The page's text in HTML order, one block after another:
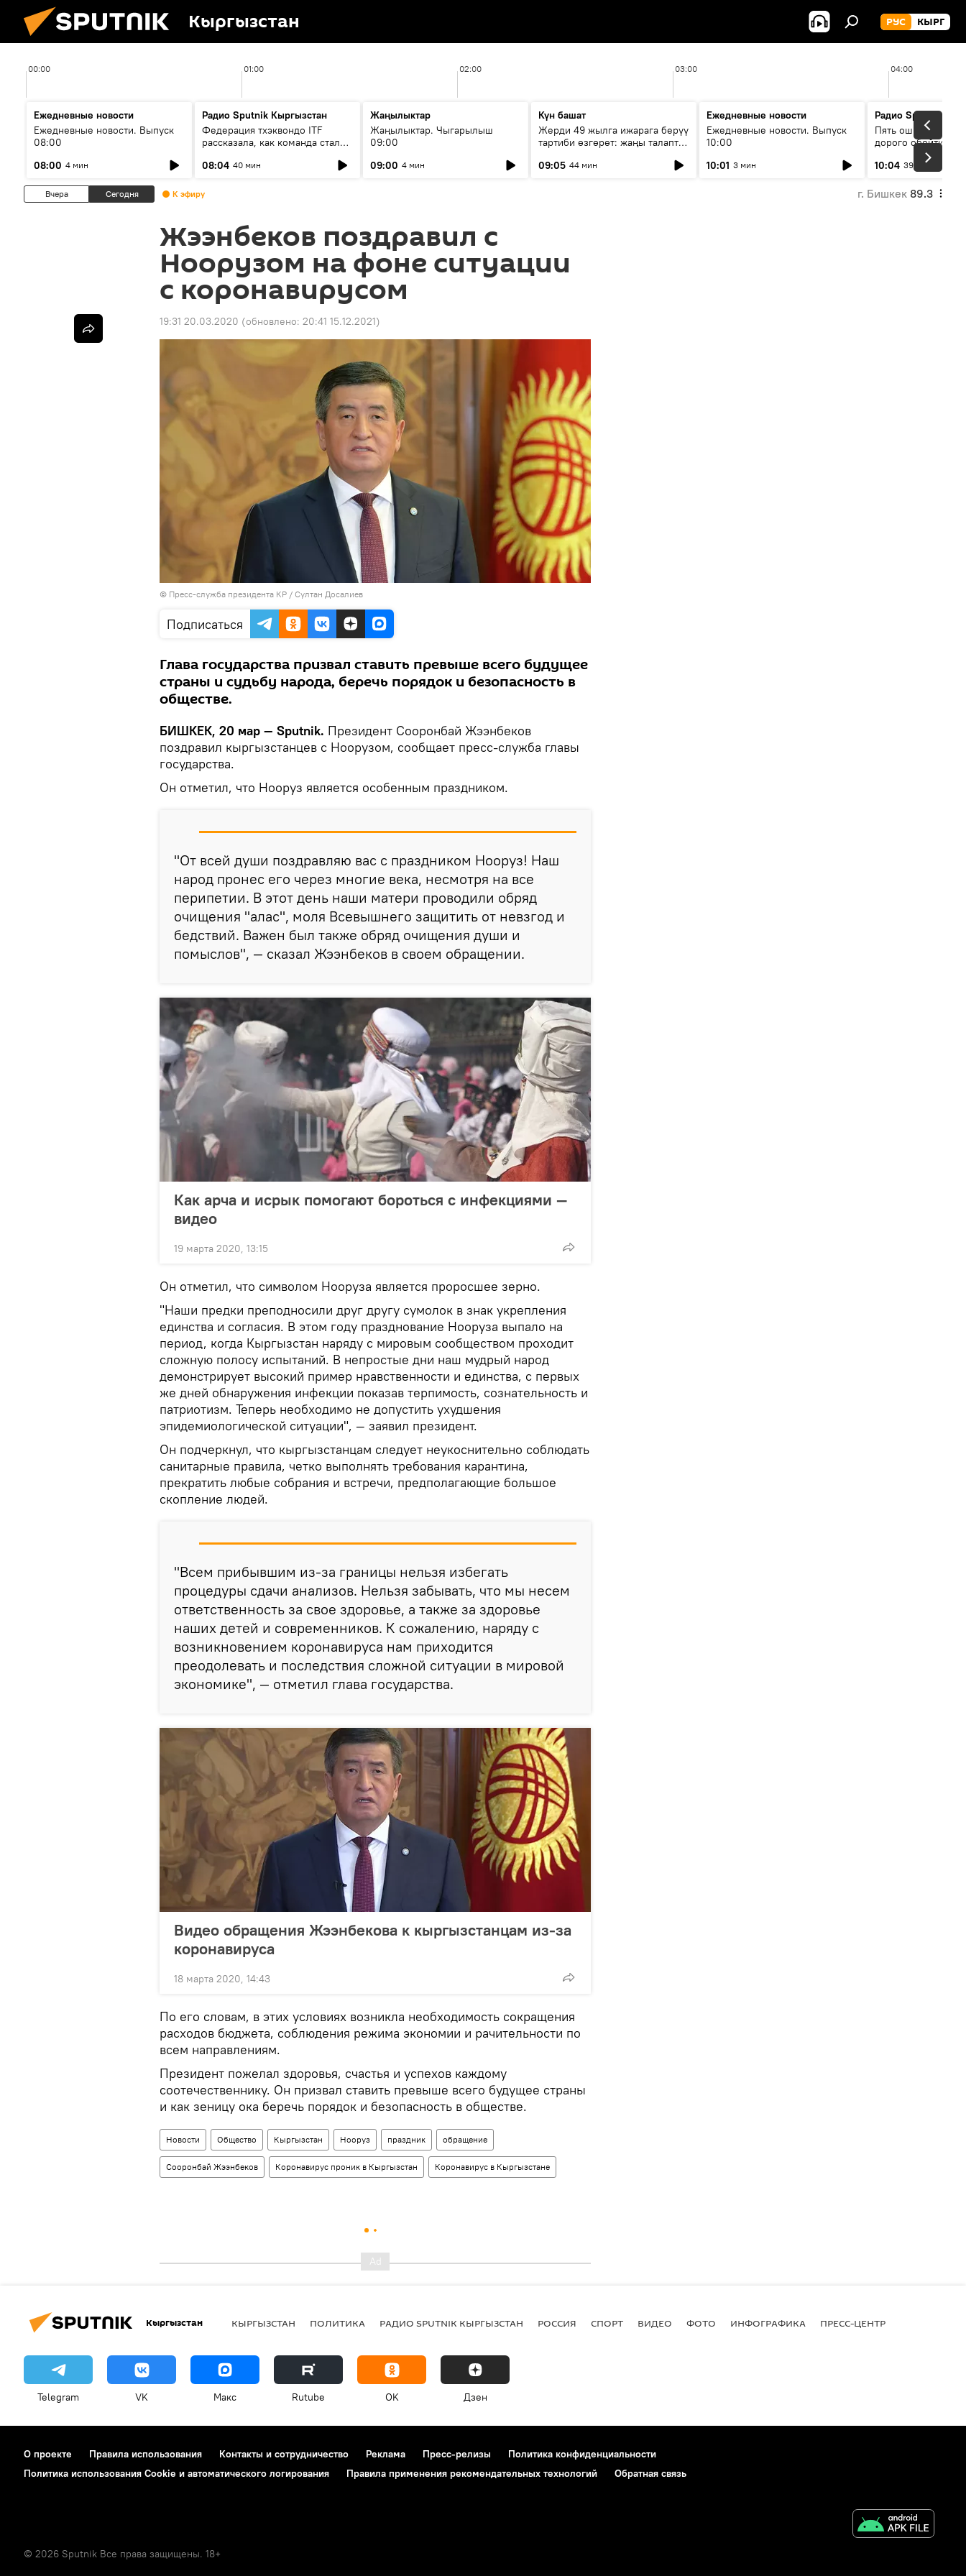
Кыргызстан РУС КЫРГ
00:00 01:00 02:00 03:00 04:00
Ежедневные новости
Ежедневные новости. Выпуск
08:00
08:00 4 мин
Радио Sputnik Кыргызстан
Федерация тхэквондо ITF
рассказала, как команда стала
08:04 40 мин
Жаңылыктар
Жаңылыктар. Чыгарылыш
09:00
09:00 4 мин
Күн башат
Жерди 49 жылга ижарага берүү
тартиби өзгөрөт: жаңы талаптар
09:05 44 мин
Ежедневные новости
Ежедневные новости. Выпуск
10:00
10:01 3 мин
Радио Sputnik
Пять ошибок
дорого обойтись
10:04 39 мин
Вчера Сегодня К эфиру г. Бишкек 89.3
Жээнбеков поздравил с
Ноорузом на фоне ситуации
с коронавирусом
19:31 20.03.2020 (обновлено: 20:41 15.12.2021)
© Пресс-служба президента КР / Султан Досалиев
Подписаться
Глава государства призвал ставить превыше всего будущее
страны и судьбу народа, беречь порядок и безопасность в
обществе.
БИШКЕК, 20 мар — Sputnik. Президент Сооронбай Жээнбеков
поздравил кыргызстанцев с Ноорузом, сообщает пресс-служба главы
государства.
Он отметил, что Нооруз является особенным праздником.
"От всей души поздравляю вас с праздником Нооруз! Наш
народ пронес его через многие века, несмотря на все
перипетии. В этот день наши матери проводили обряд
очищения "алас", моля Всевышнего защитить от невзгод и
бедствий. Важен был также обряд очищения души и
помыслов", — сказал Жээнбеков в своем обращении.
Как арча и исрык помогают бороться с инфекциями —
видео
19 марта 2020, 13:15
Он отметил, что символом Нооруза является проросшее зерно.
"Наши предки преподносили друг другу сумолок в знак укрепления
единства и согласия. В этом году празднование Нооруза выпало на
период, когда Кыргызстан наряду с мировым сообществом проходит
сложную полосу испытаний. В непростые дни наш мудрый народ
демонстрирует высокий пример нравственности и единства, с первых
же дней обнаружения инфекции показав терпимость, сознательность и
патриотизм. Теперь необходимо не допустить ухудшения
эпидемиологической ситуации", — заявил президент.
Он подчеркнул, что кыргызстанцам следует неукоснительно соблюдать
санитарные правила, четко выполнять требования карантина,
прекратить любые собрания и встречи, предполагающие большое
скопление людей.
"Всем прибывшим из-за границы нельзя избегать
процедуры сдачи анализов. Нельзя забывать, что мы несем
ответственность за свое здоровье, а также за здоровье
наших детей и современников. К сожалению, наряду с
возникновением коронавируса нам приходится
преодолевать и последствия сложной ситуации в мировой
экономике", — отметил глава государства.
Видео обращения Жээнбекова к кыргызстанцам из-за
коронавируса
18 марта 2020, 14:43
По его словам, в этих условиях возникла необходимость сокращения
расходов бюджета, соблюдения режима экономии и рачительности по
всем направлениям.
Президент пожелал здоровья, счастья и успехов каждому
соотечественнику. Он призвал ставить превыше всего будущее страны
и как зеницу ока беречь порядок и безопасность в обществе.
Новости Общество Кыргызстан Нооруз праздник обращение
Сооронбай Жээнбеков Коронавирус проник в Кыргызстан Коронавирус в Кыргызстане
Кыргызстан КЫРГЫЗСТАН ПОЛИТИКА РАДИО SPUTNIK КЫРГЫЗСТАН РОССИЯ СПОРТ ВИДЕО ФОТО ИНФОГРАФИКА ПРЕСС-ЦЕНТР
Telegram VK Макс Rutube OK Дзен
О проекте Правила использования Контакты и сотрудничество Реклама Пресс-релизы
Политика конфиденциальности
Политика использования Cookie и автоматического логирования
Правила применения рекомендательных технологий Обратная связь
© 2026 Sputnik Все права защищены. 18+